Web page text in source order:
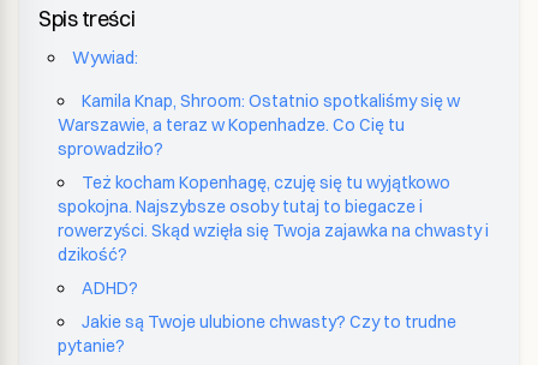
Spis treści
Wywiad:
Kamila Knap, Shroom: Ostatnio spotkaliśmy się w
Warszawie, a teraz w Kopenhadze. Co Cię tu
sprowadziło?
Też kocham Kopenhagę, czuję się tu wyjątkowo
spokojna. Najszybsze osoby tutaj to biegacze i
rowerzyści. Skąd wzięła się Twoja zajawka na chwasty i
dzikość?
ADHD?
Jakie są Twoje ulubione chwasty? Czy to trudne
pytanie?